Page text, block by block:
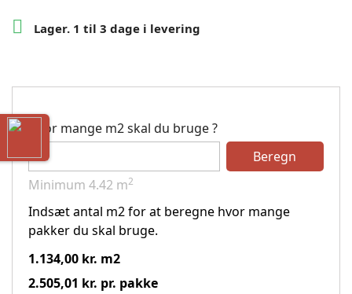
 Lager. 1 til 3 dage i levering
Hvor mange m2 skal du bruge ?
Beregn
Minimum 4.42 m2
Indsæt antal m2 for at beregne hvor mange
pakker du skal bruge.
1.134,00 kr. m2
2.505,01 kr. pr. pakke